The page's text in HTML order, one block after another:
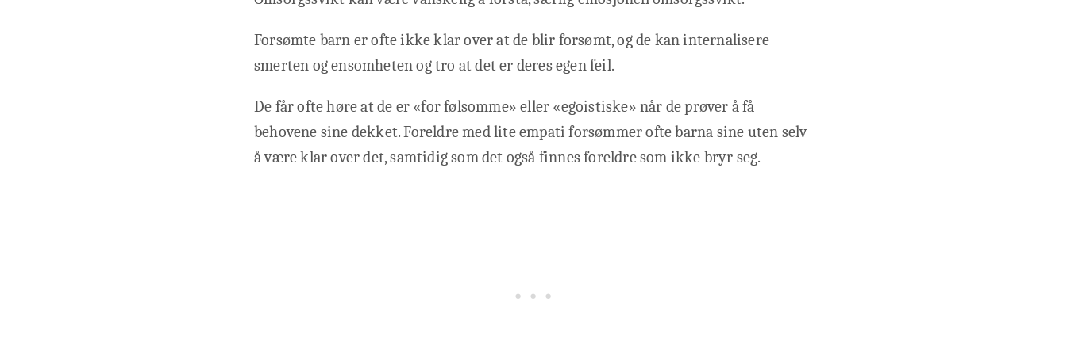
Forsømte barn er ofte ikke klar over at de blir forsømt, og de kan internalisere
smerten og ensomheten og tro at det er deres egen feil.
De får ofte høre at de er «for følsomme» eller «egoistiske» når de prøver å få
behovene sine dekket. Foreldre med lite empati forsømmer ofte barna sine uten selv
å være klar over det, samtidig som det også finnes foreldre som ikke bryr seg.